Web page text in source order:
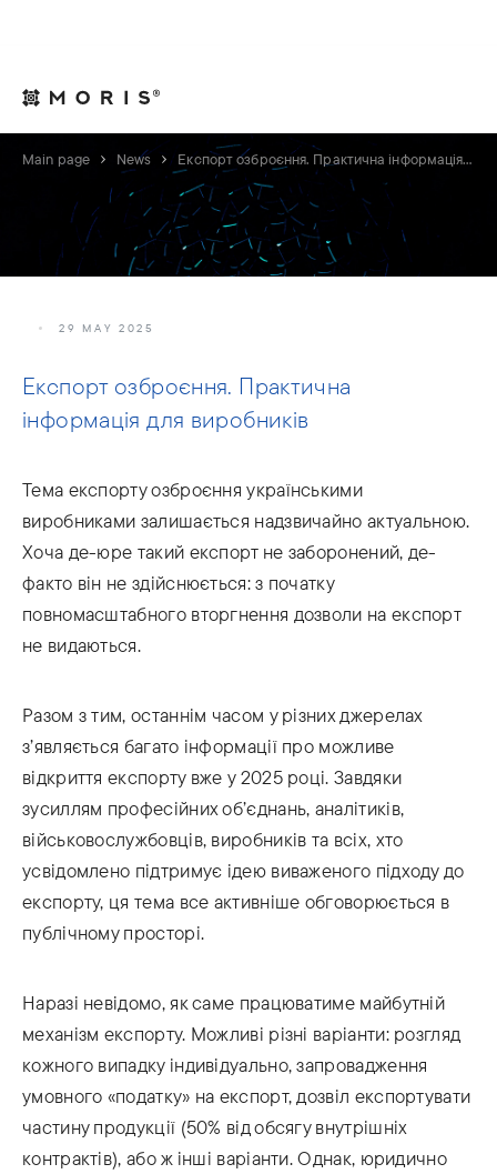
Main page News Експорт озброєння. Практична інформація для виробників
29 MAY 2025
Експорт озброєння. Практична
інформація для виробників
Тема експорту озброєння українськими
виробниками залишається надзвичайно актуальною.
Хоча де-юре такий експорт не заборонений, де-
факто він не здійснюється: з початку
повномасштабного вторгнення дозволи на експорт
не видаються.
Разом з тим, останнім часом у різних джерелах
з’являється багато інформації про можливе
відкриття експорту вже у 2025 році. Завдяки
зусиллям професійних об’єднань, аналітиків,
військовослужбовців, виробників та всіх, хто
усвідомлено підтримує ідею виваженого підходу до
експорту, ця тема все активніше обговорюється в
публічному просторі.
Наразі невідомо, як саме працюватиме майбутній
механізм експорту. Можливі різні варіанти: розгляд
кожного випадку індивідуально, запровадження
умовного «податку» на експорт, дозвіл експортувати
частину продукції (50% від обсягу внутрішніх
контрактів), або ж інші варіанти. Однак, юридично